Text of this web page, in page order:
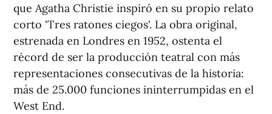
que Agatha Christie inspiró en su propio relato
corto 'Tres ratones ciegos'. La obra original,
estrenada en Londres en 1952, ostenta el
récord de ser la producción teatral con más
representaciones consecutivas de la historia:
más de 25.000 funciones ininterrumpidas en el
West End.